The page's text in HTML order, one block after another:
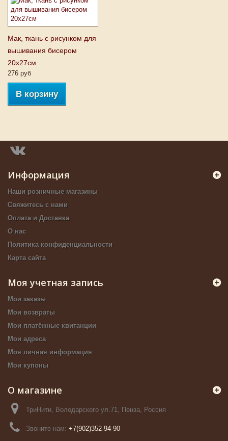
Мак, ткань с рисунком для
вышивания бисером
20x27см
276 руб
В корзину
Информация
Наши розничные магазины
Свяжитесь с нами
Оплата и Доставка
О нас
Политика конфиденциальности
Карта сайта
Моя учетная запись
Мои заказы
Мои возвраты
Мои платёжные квитанции
Мои адреса
Моя личная информация
Мои купоны
О магазине
ТриНити, Володарского ул.71, Пенза, Россия
Звоните нам: +7(902)352-94-90